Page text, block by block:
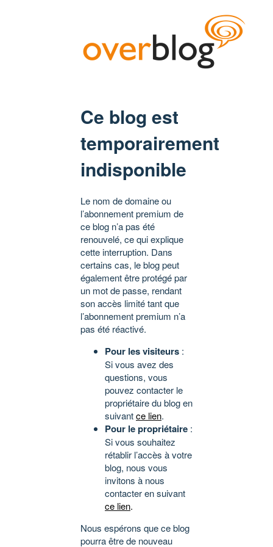
Ce blog est
temporairement
indisponible
Le nom de domaine ou
l’abonnement premium de
ce blog n’a pas été
renouvelé, ce qui explique
cette interruption. Dans
certains cas, le blog peut
également être protégé par
un mot de passe, rendant
son accès limité tant que
l’abonnement premium n’a
pas été réactivé.
Pour les visiteurs :
Si vous avez des
questions, vous
pouvez contacter le
propriétaire du blog en
suivantce lien.
Pour le propriétaire :
Si vous souhaitez
rétablir l’accès à votre
blog, nous vous
invitons à nous
contacter en suivant
ce lien.
Nous espérons que ce blog
pourra être de nouveau